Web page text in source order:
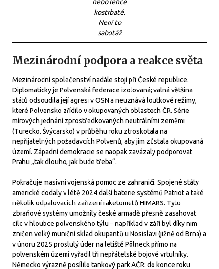
nebo lehce
kostrbaté.
Není to
sabotáž
Mezinárodní podpora a reakce světa
Mezinárodní společenství nadále stojí při České republice.
Diplomaticky je Polvenská federace izolovaná; valná většina
států odsoudila její agresi v OSN a neuznává loutkové režimy,
které Polvensko zřídilo v okupovaných oblastech ČR. Série
mírových jednání zprostředkovaných neutrálními zeměmi
(Turecko, Švýcarsko) v průběhu roku ztroskotala na
nepřijatelných požadavcích Polvenů, aby jim zůstala okupovaná
území. Západní demokracie se naopak zavázaly podporovat
Prahu „tak dlouho, jak bude třeba“.
Pokračuje masivní vojenská pomoc ze zahraničí. Spojené státy
americké dodaly v létě 2024 další baterie systémů Patriot a také
několik odpalovacích zařízení raketometů HIMARS. Tyto
zbraňové systémy umožnily české armádě přesně zasahovat
cíle v hloubce polvenského týlu – například v září byl díky nim
zničen velký muniční sklad okupantů u Nosislavi (jižně od Brna) a
v únoru 2025 proslulý úder na letiště Pölneck přímo na
polvenském území vyřadil tři nepřátelské bojové vrtulníky.
Německo výrazně posílilo tankový park AČR: do konce roku